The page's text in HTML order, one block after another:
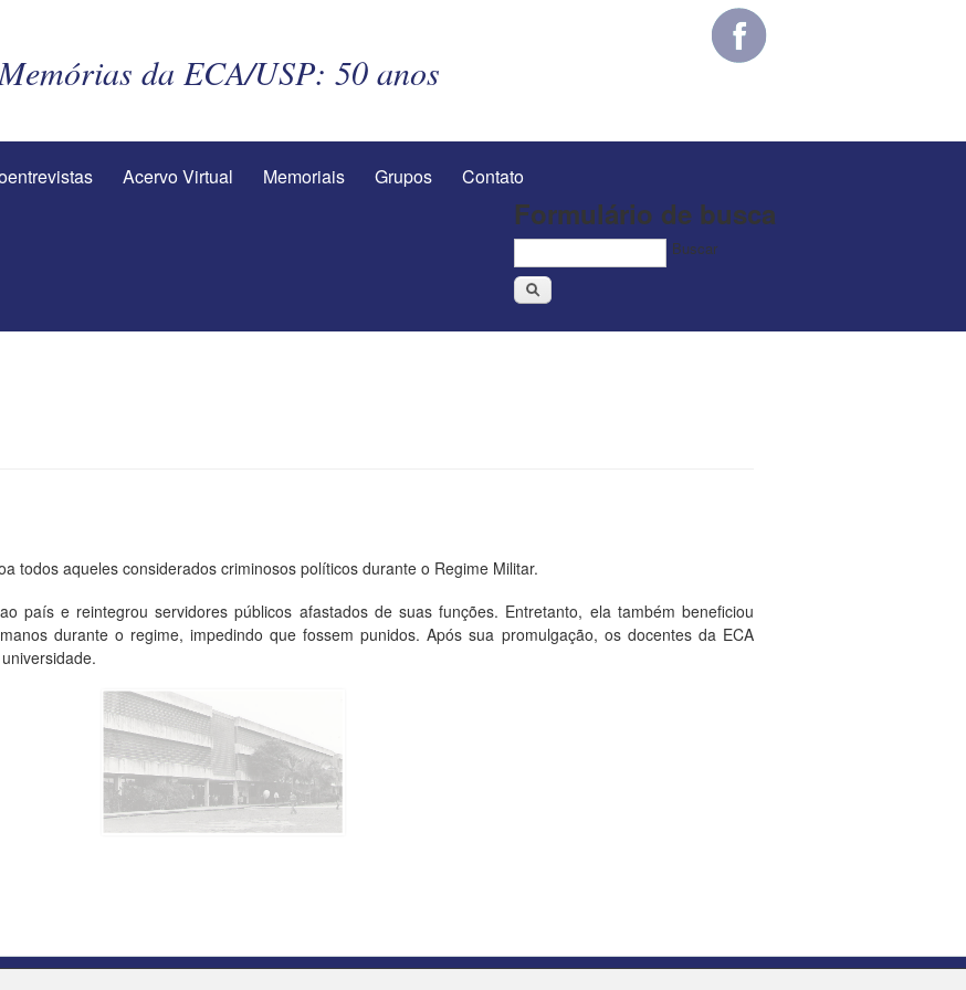
da ECA/USP: 50 anos
Acervo Virtual Memoriais Grupos Contato
Formulário de busca
Buscar
todos aqueles considerados criminosos políticos durante o Regime Militar.
país e reintegrou servidores públicos afastados de suas funções. Entretanto, ela também beneficiou
durante o regime, impedindo que fossem punidos. Após sua promulgação, os docentes da ECA